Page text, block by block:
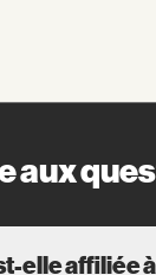
aux
elle affiliée à